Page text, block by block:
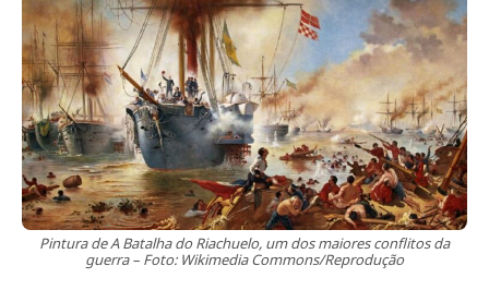
Pintura de A Batalha do Riachuelo, um dos maiores conflitos da
guerra – Foto: Wikimedia Commons/Reprodução